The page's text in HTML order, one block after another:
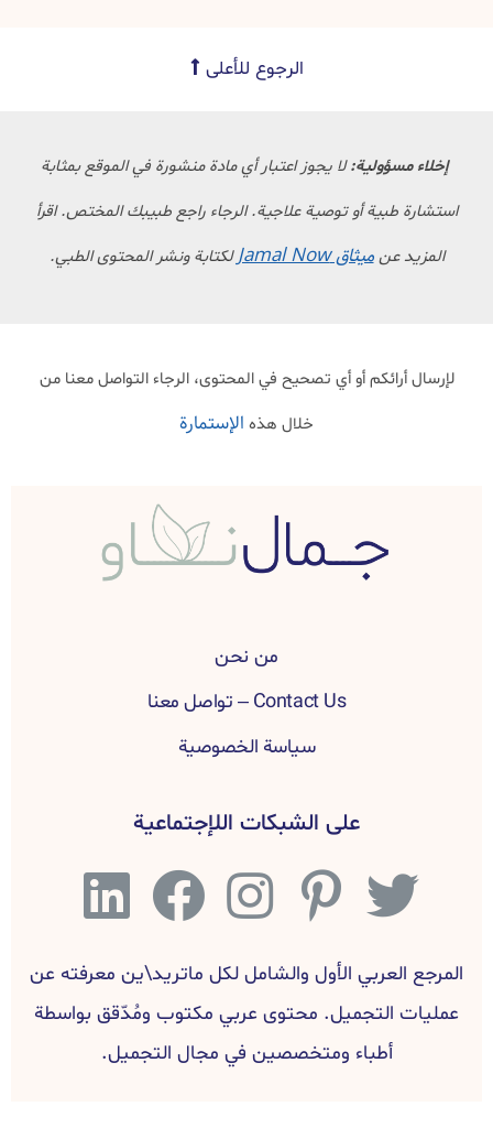
الرجوع للأعلى
إخلاء مسؤولية:لا يجوز اعتبار أي مادة منشورة في الموقع بمثابة
استشارة طبية أو توصية علاجية. الرجاء راجع طبيبك المختص. اقرأ
المزيد عنميثاق Jamal Now لكتابة ونشر المحتوى الطبي.
لإرسال أرائكم أو أي تصحيح في المحتوى، الرجاء التواصل معنا من
خلال هذه الإستمارة
من نحن
Contact Us – تواصل معنا
سياسة الخصوصية
على الشبكات اللإجتماعية
المرجع العربي الأول والشامل لكل ماتريد\ين معرفته عن
عمليات التجميل. محتوى عربي مكتوب ومُدّقق بواسطة
أطباء ومتخصصين في مجال التجميل.